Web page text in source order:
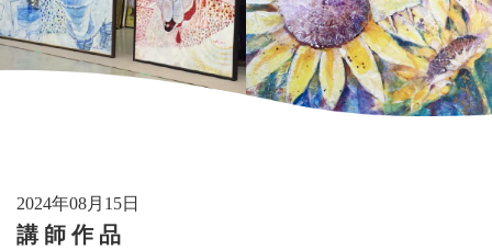
2024年08月15日
講師作品